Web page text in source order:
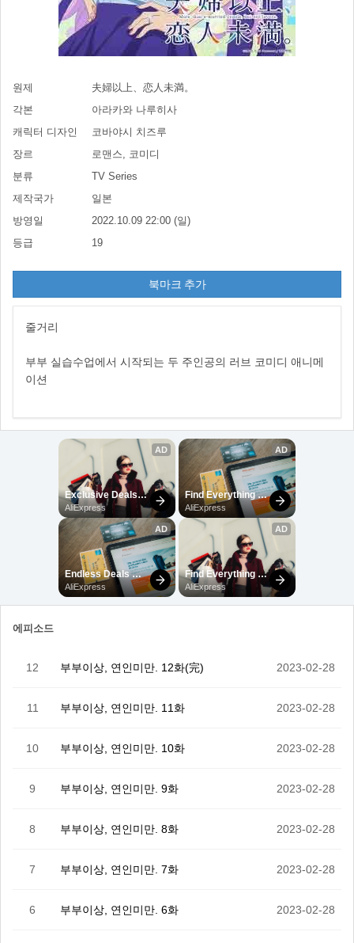
원제
夫婦以上、恋人未満。
각본
아라카와 나루히사
캐릭터 디자인
코바야시 치즈루
장르
로맨스, 코미디
분류
TV Series
제작국가
일본
방영일
2022.10.09 22:00 (일)
등급
19
북마크 추가
줄거리
부부 실습수업에서 시작되는 두 주인공의 러브 코미디 애니메
이션
에피소드
12 부부이상, 연인미만. 12화(完) 2023-02-28
11 부부이상, 연인미만. 11화 2023-02-28
10 부부이상, 연인미만. 10화 2023-02-28
9 부부이상, 연인미만. 9화 2023-02-28
8 부부이상, 연인미만. 8화 2023-02-28
7 부부이상, 연인미만. 7화 2023-02-28
6 부부이상, 연인미만. 6화 2023-02-28